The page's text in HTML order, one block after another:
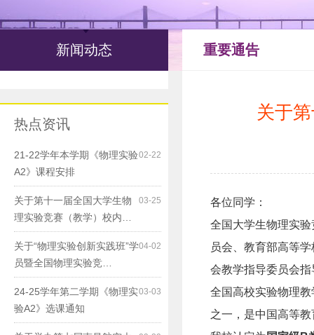
新闻动态
热点资讯
02-22
21-22学年本学期《物理实验
A2》课程安排
03-25
关于第十一届全国大学生物
理实验竞赛（教学）校内…
04-02
关于“物理实验创新实践班”学
员暨全国物理实验竞…
03-03
24-25学年第二学期《物理实
验A2》选课通知
重要通告
关于
各位同学：
全国大学生物理实
员会、教育部高等
会教学指导委员会
全国高校实验物理
之一，是中国高等